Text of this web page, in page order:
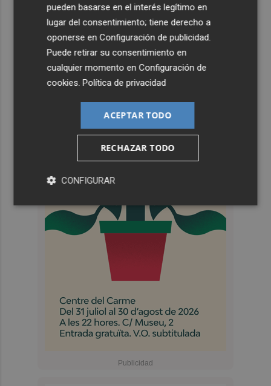
pueden basarse en el interés legítimo en
lugar del consentimiento; tiene derecho a
oponerse enConfiguración de publicidad
Puede retirar su consentimiento en
cualquier momento enConfiguración de
cookies .Política de privacidad
ACEPTAR TODO
RECHAZAR TODO
CONFIGURAR